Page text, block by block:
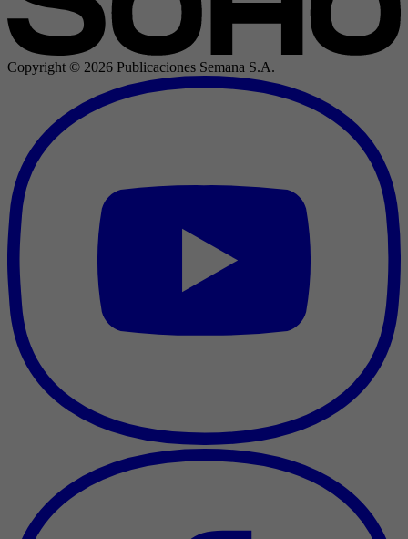
Copyright © 2026 Publicaciones Semana S.A.